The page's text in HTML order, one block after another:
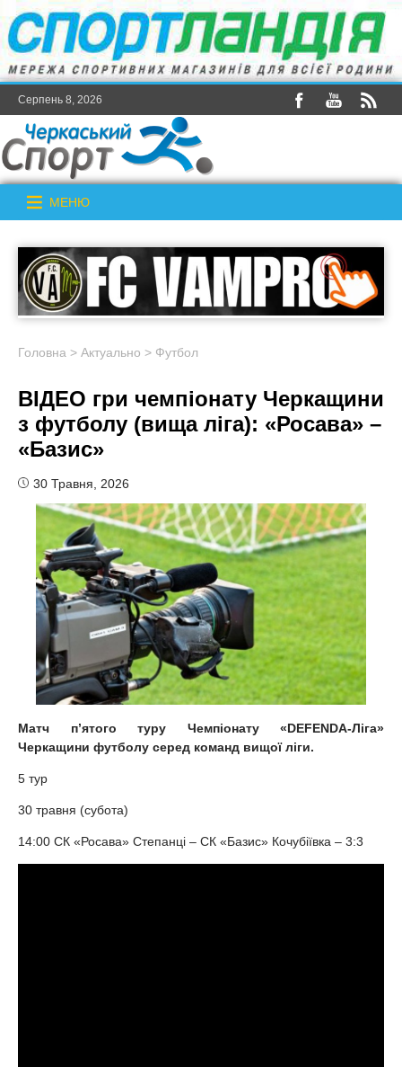
Серпень 8, 2026
МЕНЮ
Головна > Актуально > Футбол
ВІДЕО гри чемпіонату Черкащини
з футболу (вища ліга): «Росава» –
«Базис»
30 Травня, 2026
Матч п’ятого туру Чемпіонату «DEFENDA-Ліга»
Черкащини футболу серед команд вищої ліги.
5 тур
30 травня (субота)
14:00 СК «Росава» Степанці – СК «Базис» Кочубіївка – 3:3